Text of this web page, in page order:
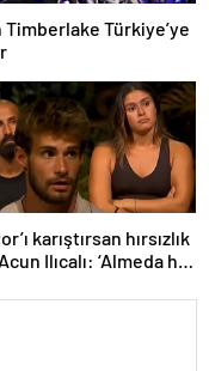
Türkiye’ye
karıştırsan hırsızlık
Ilıcalı: ‘Almeda her